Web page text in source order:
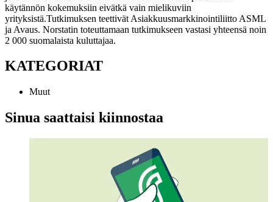
käytännön kokemuksiin eivätkä vain mielikuviin
yrityksistä.Tutkimuksen teettivät Asiakkuusmarkkinointiliitto ASML
ja Avaus. Norstatin toteuttamaan tutkimukseen vastasi yhteensä noin
2 000 suomalaista kuluttajaa.
KATEGORIAT
Muut
Sinua saattaisi kiinnostaa